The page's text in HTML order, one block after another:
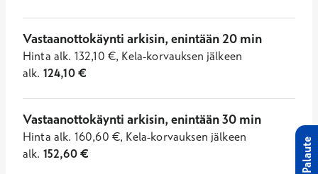
Vastaanottokäynti arkisin, enintään 20 min
Hinta alk. 132,10 €, Kela-korvauksen jälkeen
alk. 124,10€
Vastaanottokäynti arkisin, enintään 30 min
Hinta alk. 160,60 €, Kela-korvauksen jälkeen
alk. 152,60€ Palaute